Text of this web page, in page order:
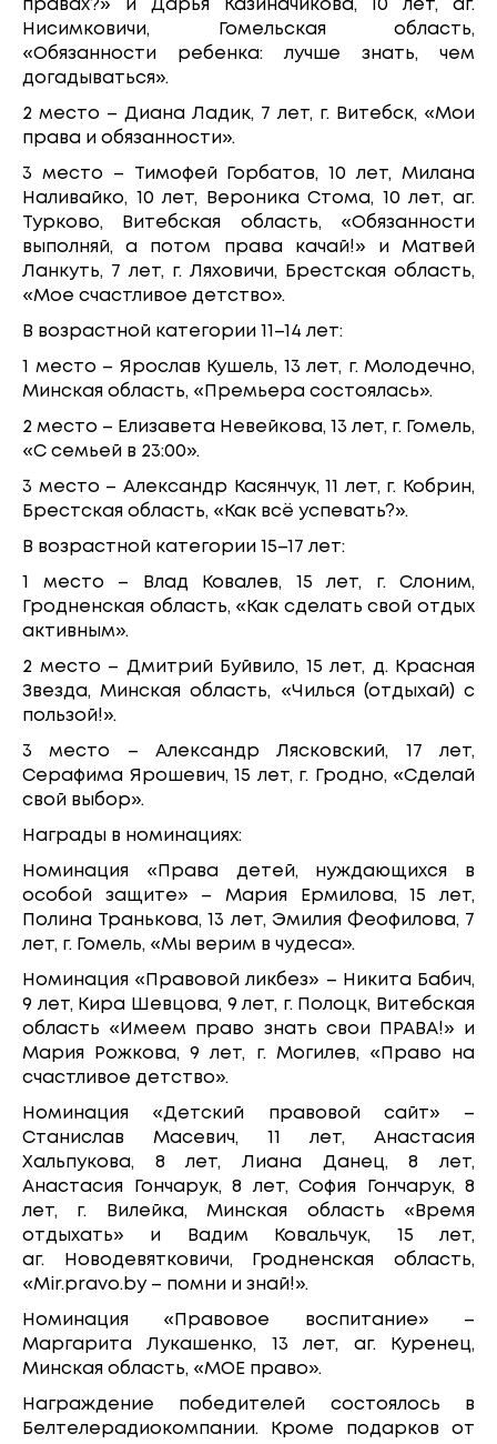
правах?» и Дарья Казиначикова, 10 лет, аг.
Нисимковичи, Гомельская область,
«Обязанности ребенка: лучше знать, чем
догадываться».
2 место – Диана Ладик, 7 лет, г. Витебск, «Мои
права и обязанности».
3 место – Тимофей Горбатов, 10 лет, Милана
Наливайко, 10 лет, Вероника Стома, 10 лет, аг.
Турково, Витебская область, «Обязанности
выполняй, а потом права качай!» и Матвей
Ланкуть, 7 лет, г. Ляховичи, Брестская область,
«Мое счастливое детство».
В возрастной категории 11–14 лет:
1 место – Ярослав Кушель, 13 лет, г. Молодечно,
Минская область, «Премьера состоялась».
2 место – Елизавета Невейкова, 13 лет, г. Гомель,
«С семьей в 23:00».
3 место – Александр Касянчук, 11 лет, г. Кобрин,
Брестская область, «Как всё успевать?».
В возрастной категории 15–17 лет:
1 место – Влад Ковалев, 15 лет, г. Слоним,
Гродненская область, «Как сделать свой отдых
активным».
2 место – Дмитрий Буйвило, 15 лет, д. Красная
Звезда, Минская область, «Чилься (отдыхай) с
пользой!».
3 место – Александр Лясковский, 17 лет,
Серафима Ярошевич, 15 лет, г. Гродно, «Сделай
свой выбор».
Награды в номинациях:
Номинация «Права детей, нуждающихся в
особой защите» – Мария Ермилова, 15 лет,
Полина Транькова, 13 лет, Эмилия Феофилова, 7
лет, г. Гомель, «Мы верим в чудеса».
Номинация «Правовой ликбез» – Никита Бабич,
9 лет, Кира Шевцова, 9 лет, г. Полоцк, Витебская
область «Имеем право знать свои ПРАВА!» и
Мария Рожкова, 9 лет, г. Могилев, «Право на
счастливое детство».
Номинация «Детский правовой сайт» –
Станислав Масевич, 11 лет, Анастасия
Хальпукова, 8 лет, Лиана Данец, 8 лет,
Анастасия Гончарук, 8 лет, София Гончарук, 8
лет, г. Вилейка, Минская область «Время
отдыхать» и Вадим Ковальчук, 15 лет,
аг. Новодевятковичи, Гродненская область,
«Mir.pravo.by – помни и знай!».
Номинация «Правовое воспитание» –
Маргарита Лукашенко, 13 лет, аг. Куренец,
Минская область, «МОЕ право».
Награждение победителей состоялось в
Белтелерадиокомпании. Кроме подарков от